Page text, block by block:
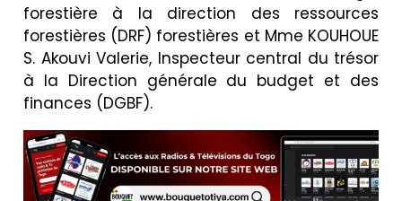
forestière à la direction des ressources
forestières (DRF) forestières et Mme KOUHOUE
S. Akouvi Valerie, Inspecteur central du trésor
à la Direction générale du budget et des
finances (DGBF).